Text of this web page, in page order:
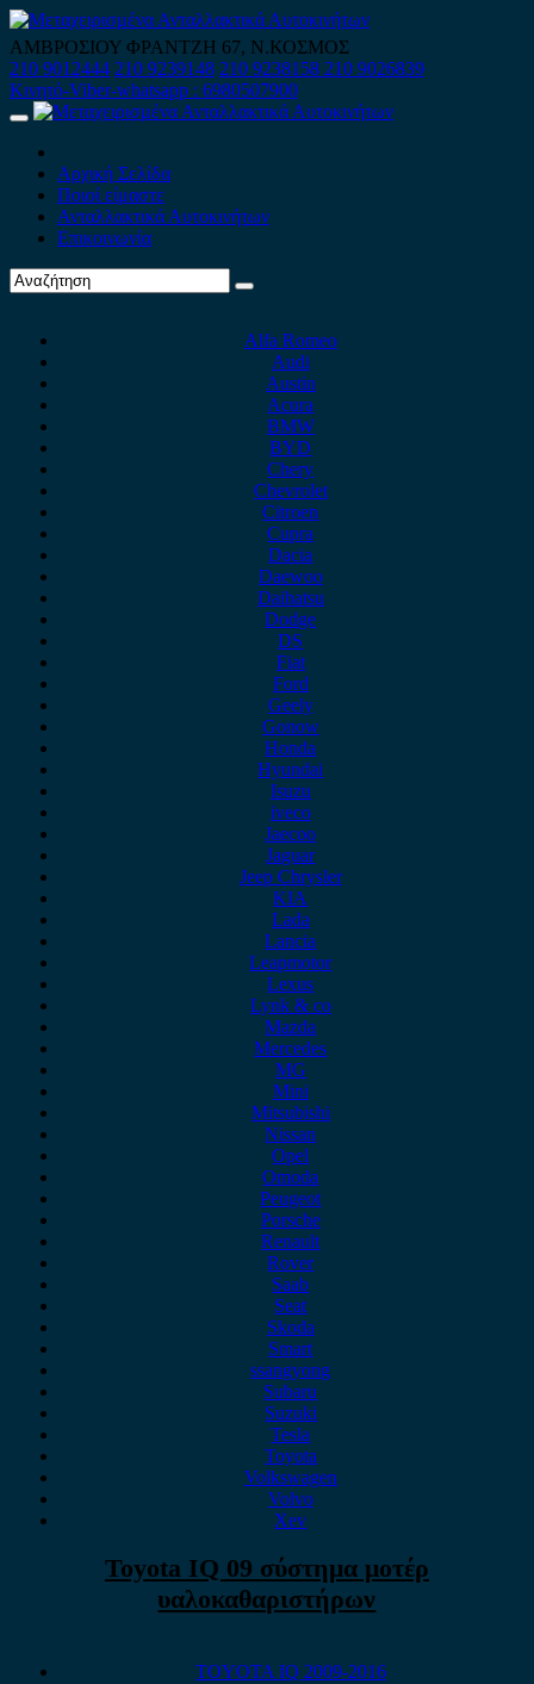
Skip
to
content
ΑΜΒΡΟΣΙΟΥ ΦΡΑΝΤΖΗ 67, Ν.ΚΟΣΜΟΣ
210 9012444 210 9239148 210 9238158 210 9026839
Κινητό-Viber-whatsapp : 6980507900
Primary
Αρχική Σελίδα
Ποιοί είμαστε
Ανταλλακτικά Αυτοκινήτων
Επικοινωνία
Alfa Romeo
Audi
Austin
Acura
BMW
BYD
Chery
Chevrolet
Citroen
Cupra
Dacia
Daewoo
Daihatsu
Dodge
DS
Fiat
Ford
Geely
Gonow
Honda
Hyundai
Isuzu
iveco
Jaecoo
Jaguar
Jeep Chrysler
KIA
Lada
Lancia
Leapmotor
Lexus
Lynk & co
Mazda
Mercedes
MG
Mini
Mitsubishi
Nissan
Opel
Omoda
Peugeot
Porsche
Renault
Rover
Saab
Seat
Skoda
Smart
ssangyong
Subaru
Suzuki
Tesla
Toyota
Volkswagen
Volvo
Xev
Toyota IQ 09 σύστημα μοτέρ
υαλοκαθαριστήρων
TOYOTA IQ 2009-2016